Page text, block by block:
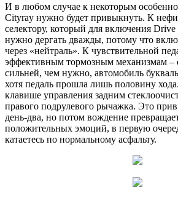
И в любом случае к некоторым
Cityray нужно будет привыкнуть. К
селектору, который для включения Drive
нужно дергать дважды, потому что
через «нейтраль». К чувствительной
эффективным тормозным механизмам –
сильней, чем нужно, автомобиль
хотя педаль прошла лишь половину
клавише управления задним
правого подрулевого рычажка. Это
день-два, но потом вождение
положительных эмоций, в первую
катаетесь по нормальному асфальту.